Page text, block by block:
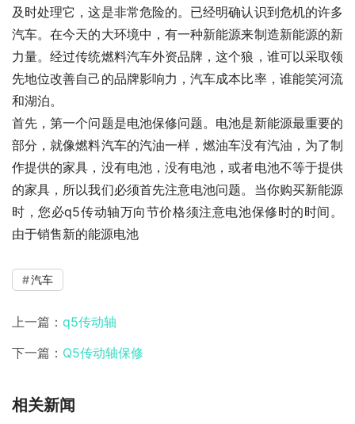
及时处理它，这是非常危险的。已经明确认识到危机的许多
汽车。在今天的大环境中，有一种新能源来制造新能源的新
力量。经过传统燃料汽车外资品牌，这个狼，谁可以采取领
先地位改善自己的品牌影响力，汽车成本比率，谁能笑河流
和湖泊。
首先，第一个问题是电池保修问题。电池是新能源最重要的
部分，就像燃料汽车的汽油一样，燃油车没有汽油，为了制
作提供的家具，没有电池，没有电池，或者电池不等于提供
的家具，所以我们必须首先注意电池问题。当你购买新能源
时，您必q5传动轴万向节价格须注意电池保修时的时间。
由于销售新的能源电池
汽车
上一篇： q5传动轴
下一篇： Q5传动轴保修
相关新闻